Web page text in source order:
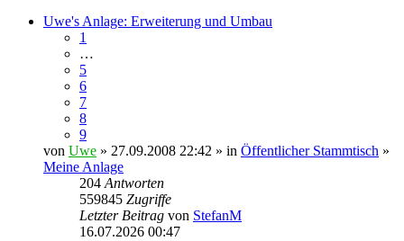
Uwe's Anlage: Erweiterung und Umbau
1
…
5
6
7
8
9
von Uwe » 27.09.2008 22:42 » in Öffentlicher Stammtisch »
Meine Anlage
204Antworten
559845 Zugriffe
Letzter Beitrag von StefanM
16.07.2026 00:47